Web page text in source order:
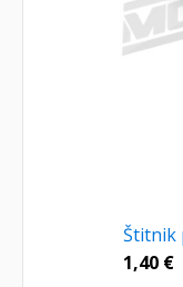
Štitnik
1,40 €